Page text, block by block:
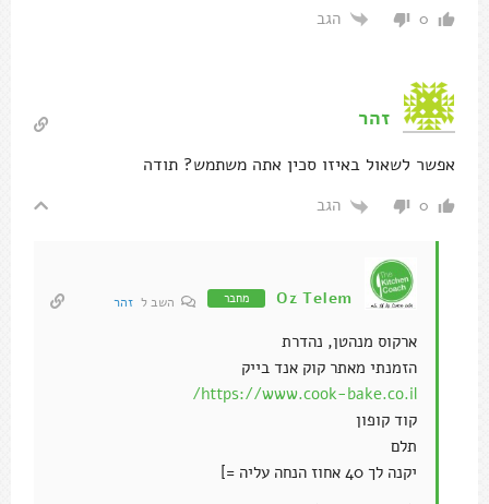
0 הגב
זהר
אפשר לשאול באיזו סכין אתה משתמש? תודה
0 הגב
Oz Telem מחבר השב ל זהר
ארקוס מנהטן, נהדרת
הזמנתי מאתר קוק אנד בייק
https://www.cook-bake.co.il/
קוד קופון
תלם
יקנה לך 40 אחוז הנחה עליה =]